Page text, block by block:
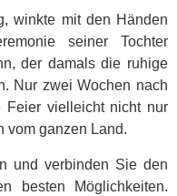
winkte mit den Händen
seiner Tochter
der damals die ruhige
Nur zwei Wochen nach
Feier vielleicht nicht nur
vom ganzen Land.
und verbinden Sie den
besten Möglichkeiten.